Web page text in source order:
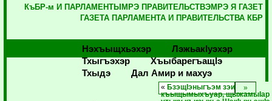
КъБР-м И ПАРЛАМЕНТЫМРЭ ПРАВИТЕЛЬСТВЭМРЭ Я ГАЗЕТ
ГАЗЕТА ПАРЛАМЕНТА И ПРАВИТЕЛЬСТВА КБР
Нэхъыщхьэхэр
Лэжьакlуэхэр
Тхыгъэхэр
Хъыбарегъащlэ
Тхыдэ
Дал Амир и махуэ
« БзэщIэныгъэм зэи
къыщымыхъуар, щыжамыIар